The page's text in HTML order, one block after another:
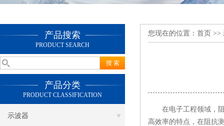
产品搜索
PRODUCT SEARCH
产品分类
PRODUCT CLASSIFICATION
示波器
您现在的位置： 首页 >>
在电子工程领域，阻
高效率的特点，在阻抗